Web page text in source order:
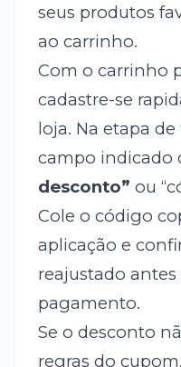
seus produtos
ao carrinho.
Com o carrinho
cadastre-se
loja. Na etapa
campo indicado
desconto” ou
Cole o código
aplicação e
reajustado
pagamento.
Se o desconto
regras do